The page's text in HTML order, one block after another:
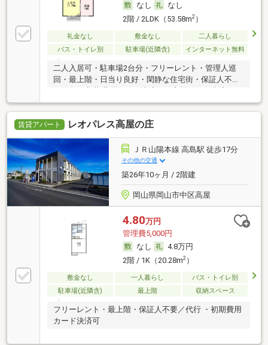
なし
なし
2階 / 2LDK（53.58m2）
礼金なし 敷金なし
二人暮らし
バス・トイレ別
駐車場(近隣含) インターネット無料
二人入居可・駐車場2台分・フリーレント・管理人巡
回・最上階・日当り良好・閑静な住宅街・保証人不要
／代行 ・初期費用カード決済可・家賃カード決済可
賃貸アパート レオパレス高屋の庄
ＪＲ山陽本線 高島駅 徒歩17分
その他の交通
築26年10ヶ月 / 2階建
岡山県岡山市中区高屋
4.80万円
管理費5,000円
なし
4.8万円
2階 / 1K（20.28m2）
敷金なし 一人暮らし
バス・トイレ別
駐車場(近隣含)
最上階 収納スペース
フリーレント・最上階・保証人不要／代行 ・初期費用
カード決済可